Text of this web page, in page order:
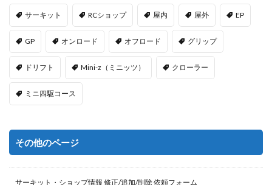
サーキット RCショップ 屋内 屋外 EP
GP オンロード オフロード グリップ
ドリフト Mini-z（ミニッツ） クローラー
ミニ四駆コース
その他のページ
サーキット・ショップ情報 修正/追加/削除 依頼フォーム